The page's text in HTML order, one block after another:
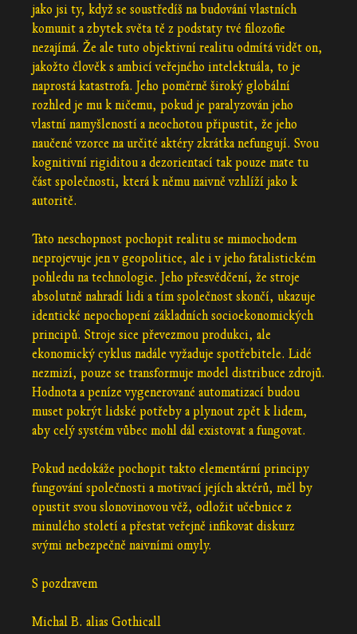
jako jsi ty, když se soustředíš na budování vlastních
komunit a zbytek světa tě z podstaty tvé filozofie
nezajímá. Že ale tuto objektivní realitu odmítá vidět on,
jakožto člověk s ambicí veřejného intelektuála, to je
naprostá katastrofa. Jeho poměrně široký globální
rozhled je mu k ničemu, pokud je paralyzován jeho
vlastní namyšleností a neochotou připustit, že jeho
naučené vzorce na určité aktéry zkrátka nefungují. Svou
kognitivní rigiditou a dezorientací tak pouze mate tu
část společnosti, která k němu naivně vzhlíží jako k
autoritě.
Tato neschopnost pochopit realitu se mimochodem
neprojevuje jen v geopolitice, ale i v jeho fatalistickém
pohledu na technologie. Jeho přesvědčení, že stroje
absolutně nahradí lidi a tím společnost skončí, ukazuje
identické nepochopení základních socioekonomických
principů. Stroje sice převezmou produkci, ale
ekonomický cyklus nadále vyžaduje spotřebitele. Lidé
nezmizí, pouze se transformuje model distribuce zdrojů.
Hodnota a peníze vygenerované automatizací budou
muset pokrýt lidské potřeby a plynout zpět k lidem,
aby celý systém vůbec mohl dál existovat a fungovat.
Pokud nedokáže pochopit takto elementární principy
fungování společnosti a motivací jejích aktérů, měl by
opustit svou slonovinovou věž, odložit učebnice z
minulého století a přestat veřejně infikovat diskurz
svými nebezpečně naivními omyly.
S pozdravem
Michal B. alias Gothicall